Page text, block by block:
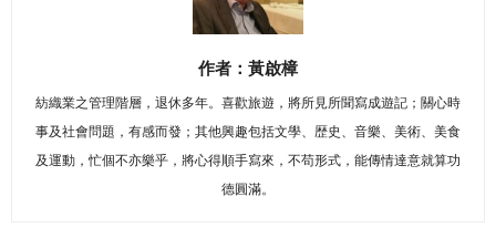
作者：黃啟樟
紡織業之管理階層，退休多年。喜歡旅遊，將所見所聞寫成遊記；關心時
事及社會問題，有感而發；其他興趣包括文學、歴史、音樂、美術、美食
及運動，忙個不亦樂乎，將心得順手寫來，不苟形式，能傳情達意就算功
德圓滿。